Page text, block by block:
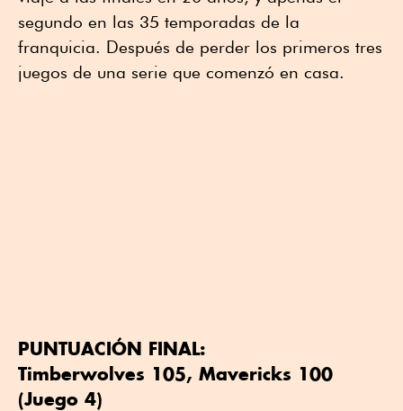
segundo en las 35 temporadas de la
franquicia. Después de perder los primeros tres
juegos de una serie que comenzó en casa.
PUNTUACIÓN FINAL:
Timberwolves 105, Mavericks 100
(Juego 4)